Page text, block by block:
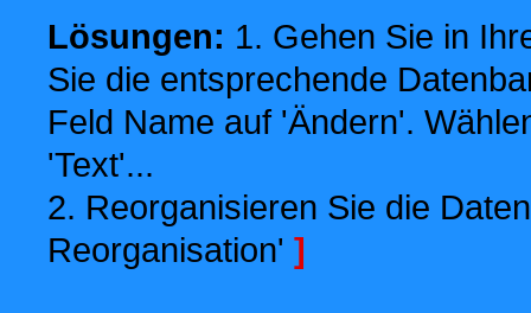
Lösungen: 1. Gehen Sie in
Sie die entsprechende
Feld Name auf 'Ändern'.
'Text'...
2. Reorganisieren Sie die
Reorganisation' ]